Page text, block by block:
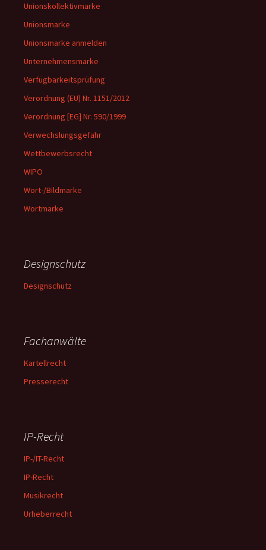
Unionskollektivmarke
Unionsmarke
Unionsmarke anmelden
Unternehmensmarke
Verfügbarkeitsprüfung
Verordnung (EU) Nr. 1151/2012
Verordnung [EG] Nr. 590/1999
Verwechslungsgefahr
Wettbewerbsrecht
WIPO
Wort-/Bildmarke
Wortmarke
Designschutz
Designschutz
Fachanwälte
Kartellrecht
Presserecht
IP-Recht
IP-/IT-Recht
IP-Recht
Musikrecht
Urheberrecht